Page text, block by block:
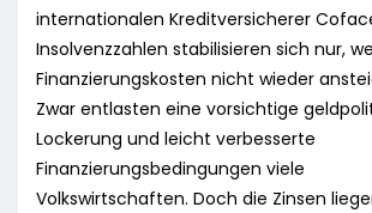
internationalen Kreditversicherer
Insolvenzzahlen stabilisieren sich nur,
Finanzierungskosten nicht wieder
Zwar entlasten eine vorsichtige
Lockerung und leicht verbesserte
Finanzierungsbedingungen viele
Volkswirtschaften. Doch die Zinsen